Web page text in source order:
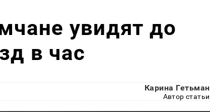
увидят до
в час
Карина Гетьман
Автор статьи